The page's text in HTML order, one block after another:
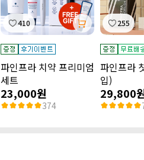
410
파인프라 치약 프리미엄
세트
23,000원
374
255
파인프라
입)
29,800원